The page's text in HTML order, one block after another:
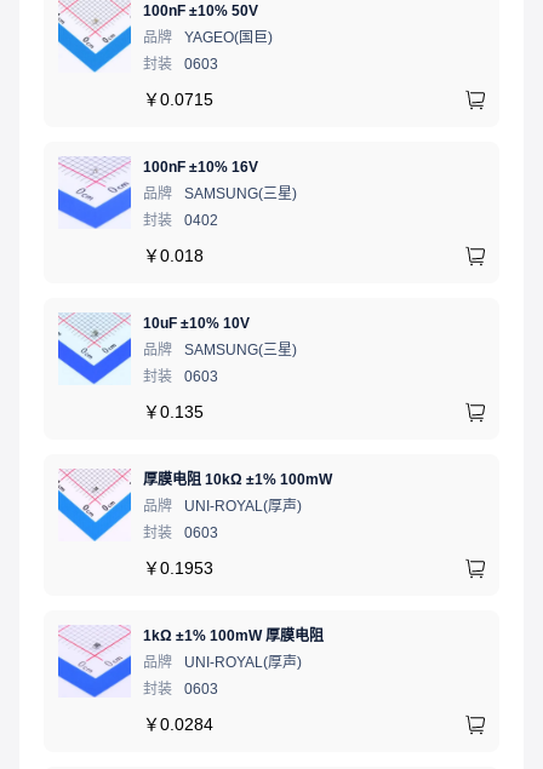
100nF ±10% 50V
品牌
YAGEO(国巨)
封装
0603
￥0.0715
100nF ±10% 16V
品牌
SAMSUNG(三星)
封装
0402
￥0.018
10uF ±10% 10V
品牌
SAMSUNG(三星)
封装
0603
￥0.135
厚膜电阻 10kΩ ±1% 100mW
品牌
UNI-ROYAL(厚声)
封装
0603
￥0.1953
1kΩ ±1% 100mW 厚膜电阻
品牌
UNI-ROYAL(厚声)
封装
0603
￥0.0284